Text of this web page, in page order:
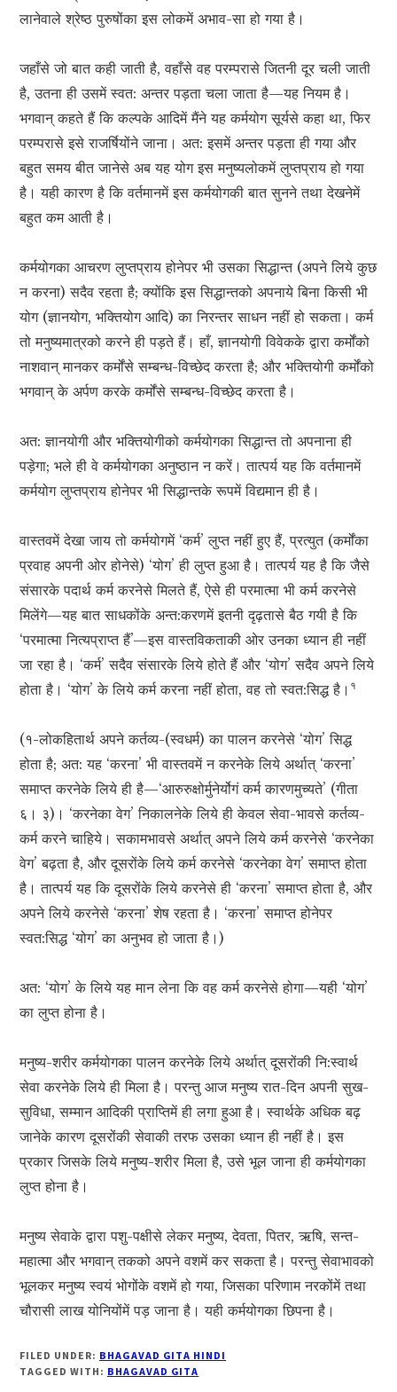
लानेवाले श्रेष्ठ पुरुषोंका इस लोकमें अभाव-सा हो गया है।
जहाँसे जो बात कही जाती है, वहाँसे वह परम्परासे जितनी दूर चली जाती
है, उतना ही उसमें स्वत: अन्तर पड़ता चला जाता है—यह नियम है।
भगवान् कहते हैं कि कल्पके आदिमें मैंने यह कर्मयोग सूर्यसे कहा था, फिर
परम्परासे इसे राजर्षियोंने जाना। अत: इसमें अन्तर पड़ता ही गया और
बहुत समय बीत जानेसे अब यह योग इस मनुष्यलोकमें लुप्तप्राय हो गया
है। यही कारण है कि वर्तमानमें इस कर्मयोगकी बात सुनने तथा देखनेमें
बहुत कम आती है।
कर्मयोगका आचरण लुप्तप्राय होनेपर भी उसका सिद्धान्त (अपने लिये कुछ
न करना) सदैव रहता है; क्योंकि इस सिद्धान्तको अपनाये बिना किसी भी
योग (ज्ञानयोग, भक्तियोग आदि) का निरन्तर साधन नहीं हो सकता। कर्म
तो मनुष्यमात्रको करने ही पड़ते हैं। हाँ, ज्ञानयोगी विवेकके द्वारा कर्मोंको
नाशवान् मानकर कर्मोंसे सम्बन्ध-विच्छेद करता है; और भक्तियोगी कर्मोंको
भगवान् के अर्पण करके कर्मोंसे सम्बन्ध-विच्छेद करता है।
अत: ज्ञानयोगी और भक्तियोगीको कर्मयोगका सिद्धान्त तो अपनाना ही
पड़ेगा; भले ही वे कर्मयोगका अनुष्ठान न करें। तात्पर्य यह कि वर्तमानमें
कर्मयोग लुप्तप्राय होनेपर भी सिद्धान्तके रूपमें विद्यमान ही है।
वास्तवमें देखा जाय तो कर्मयोगमें ‘कर्म’ लुप्त नहीं हुए हैं, प्रत्युत (कर्मोंका
प्रवाह अपनी ओर होनेसे) ‘योग’ ही लुप्त हुआ है। तात्पर्य यह है कि जैसे
संसारके पदार्थ कर्म करनेसे मिलते हैं, ऐसे ही परमात्मा भी कर्म करनेसे
मिलेंगे—यह बात साधकोंके अन्त:करणमें इतनी दृढ़तासे बैठ गयी है कि
‘परमात्मा नित्यप्राप्त हैं’—इस वास्तविकताकी ओर उनका ध्यान ही नहीं
जा रहा है। ‘कर्म’ सदैव संसारके लिये होते हैं और ‘योग’ सदैव अपने लिये
होता है। ‘योग’ के लिये कर्म करना नहीं होता, वह तो स्वत:सिद्ध है। १
(१-लोकहितार्थ अपने कर्तव्य-(स्वधर्म) का पालन करनेसे ‘योग’ सिद्ध
होता है; अत: यह ‘करना’ भी वास्तवमें न करनेके लिये अर्थात् ‘करना’
समाप्त करनेके लिये ही है—‘आरुरुक्षोर्मुनेर्योगं कर्म कारणमुच्यते’ (गीता
६। ३)। ‘करनेका वेग’ निकालनेके लिये ही केवल सेवा-भावसे कर्तव्य-
कर्म करने चाहिये। सकामभावसे अर्थात् अपने लिये कर्म करनेसे ‘करनेका
वेग’ बढ़ता है, और दूसरोंके लिये कर्म करनेसे ‘करनेका वेग’ समाप्त होता
है। तात्पर्य यह कि दूसरोंके लिये करनेसे ही ‘करना’ समाप्त होता है, और
अपने लिये करनेसे ‘करना’ शेष रहता है। ‘करना’ समाप्त होनेपर
स्वत:सिद्ध ‘योग’ का अनुभव हो जाता है।)
अत: ‘योग’ के लिये यह मान लेना कि वह कर्म करनेसे होगा—यही ‘योग’
का लुप्त होना है।
मनुष्य-शरीर कर्मयोगका पालन करनेके लिये अर्थात् दूसरोंकी नि:स्वार्थ
सेवा करनेके लिये ही मिला है। परन्तु आज मनुष्य रात-दिन अपनी सुख-
सुविधा, सम्मान आदिकी प्राप्तिमें ही लगा हुआ है। स्वार्थके अधिक बढ़
जानेके कारण दूसरोंकी सेवाकी तरफ उसका ध्यान ही नहीं है। इस
प्रकार जिसके लिये मनुष्य-शरीर मिला है, उसे भूल जाना ही कर्मयोगका
लुप्त होना है।
मनुष्य सेवाके द्वारा पशु-पक्षीसे लेकर मनुष्य, देवता, पितर, ऋषि, सन्त-
महात्मा और भगवान् तकको अपने वशमें कर सकता है। परन्तु सेवाभावको
भूलकर मनुष्य स्वयं भोगोंके वशमें हो गया, जिसका परिणाम नरकोंमें तथा
चौरासी लाख योनियोंमें पड़ जाना है। यही कर्मयोगका छिपना है।
FILED UNDER: BHAGAVAD GITA HINDI
TAGGED WITH: BHAGAVAD GITA